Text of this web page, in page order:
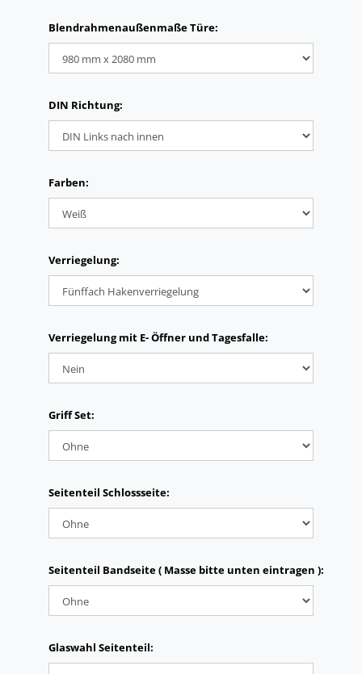
Blendrahmenaußenmaße Türe:
DIN Richtung:
Farben:
Verriegelung:
Verriegelung mit E- Öffner und Tagesfalle:
Griff Set:
Seitenteil Schlossseite:
Seitenteil Bandseite ( Masse bitte unten eintragen ):
Glaswahl Seitenteil: